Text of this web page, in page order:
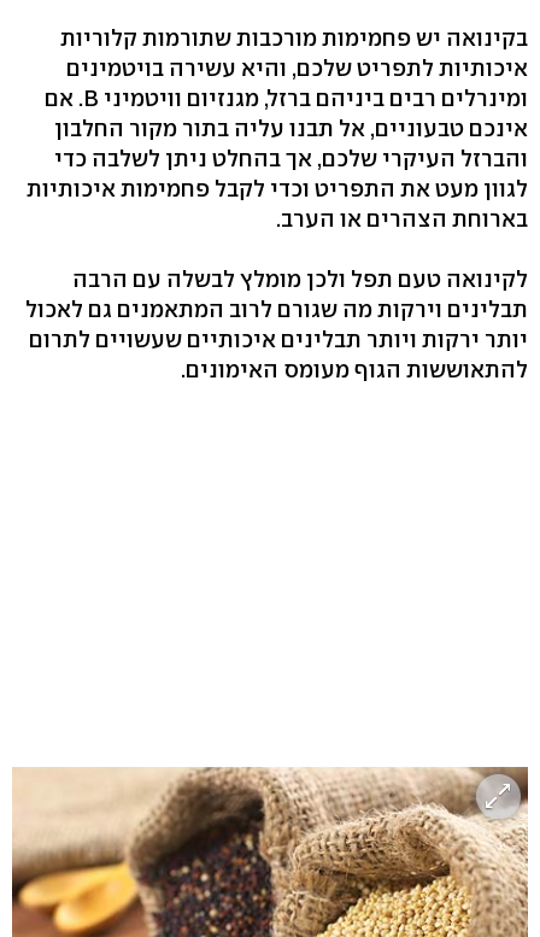
בקינואה יש פחמימות מורכבות שתורמות קלוריות
איכותיות לתפריט שלכם, והיא עשירה בויטמינים
ומינרלים רבים ביניהם ברזל, מגנזיום וויטמיני B. אם
אינכם טבעוניים, אל תבנו עליה בתור מקור החלבון
והברזל העיקרי שלכם, אך בהחלט ניתן לשלבה כדי
לגוון מעט את התפריט וכדי לקבל פחמימות איכותיות
בארוחת הצהרים או הערב.
לקינואה טעם תפל ולכן מומלץ לבשלה עם הרבה
תבלינים וירקות מה שגורם לרוב המתאמנים גם לאכול
יותר ירקות ויותר תבלינים איכותיים שעשויים לתרום
להתאוששות הגוף מעומס האימונים.